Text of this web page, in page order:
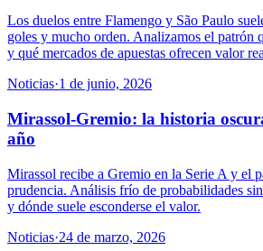
Los duelos entre Flamengo y São Paulo
goles y mucho orden. Analizamos el patrón
y qué mercados de apuestas ofrecen valor
Noticias·1 de junio, 2026
Mirassol-Gremio: la historia
año
Mirassol recibe a Gremio en la Serie A y el
prudencia. Análisis frío de probabilidades
y dónde suele esconderse el valor.
Noticias·24 de marzo, 2026